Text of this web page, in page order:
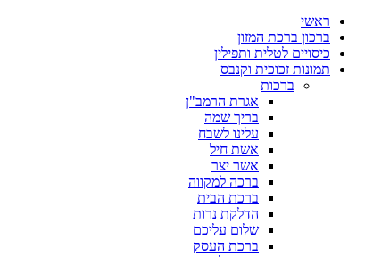
ראשי
ברכון ברכת המזון
כיסויים לטלית ותפילין
תמונות זכוכית וקנבס
ברכות
אגרת הרמב"ן
בריך שמה
עלינו לשבח
אשת חיל
אשר יצר
ברכה למקווה
ברכת הבית
הדלקת נרות
שלום עליכם
ברכת העסק